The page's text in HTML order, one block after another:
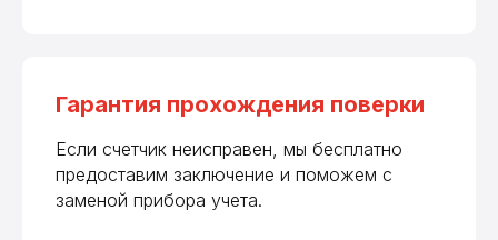
Гарантия прохождения поверки
Если счетчик неисправен, мы бесплатно
предоставим заключение и поможем с
заменой прибора учета.